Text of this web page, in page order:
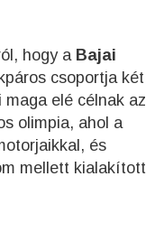
hogy a Bajai
csoportja két
elé célnak az
olimpia, ahol a
és
mellett kialakított